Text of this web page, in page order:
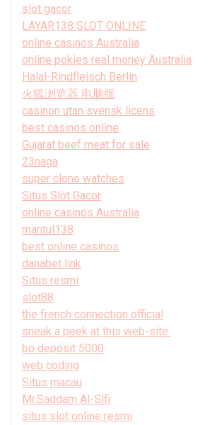
slot gacor
LAYAR138 SLOT ONLINE
online casinos Australia
online pokies real money Australia
Halal-Rindfleisch Berlin
火狐浏览器 电脑版
casinon utan svensk licens
best casinos online
Gujarat beef meat for sale
23naga
super clone watches
Situs Slot Gacor
online casinos Australia
mantul138
best online casinos
danabet link
Situs resmi
slot88
the french connection official
sneak a peek at this web-site.
bo deposit 5000
web coding
Situs macau
Mr.Saddam Al-Slfi
situs slot online resmi